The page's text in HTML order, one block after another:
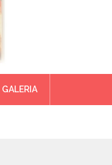
GALERIA